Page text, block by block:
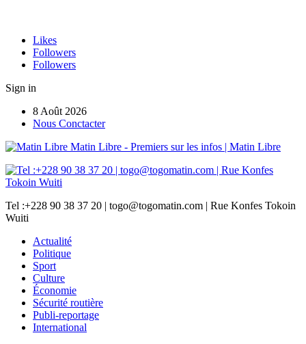
Likes
Followers
Followers
Sign in
8 Août 2026
Nous Conctacter
Matin Libre - Premiers sur les infos | Matin Libre
Tel :+228 90 38 37 20 | togo@togomatin.com | Rue Konfes Tokoin
Wuiti
Actualité
Politique
Sport
Culture
Économie
Sécurité routière
Publi-reportage
International